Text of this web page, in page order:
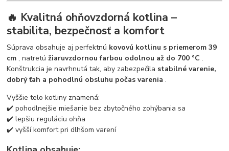
🔥 Kvalitná ohňovzdorná kotlina –
stabilita, bezpečnosť a komfort
Súprava obsahuje aj perfektnú kovovú kotlinu s priemerom 39
cm , natretúžiaruvzdornou farbou odolnou až do 700 °C .
Konštrukcia je navrhnutá tak, aby zabezpečila stabilné varenie,
dobrý ťah a pohodlnú obsluhu počas varenia .
Vyššie telo kotliny znamená:
✔️ pohodlnejšie miešanie bez zbytočného zohýbania sa
✔️ lepšiu reguláciu ohňa
✔️ vyšší komfort pri dlhšom varení